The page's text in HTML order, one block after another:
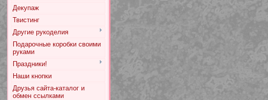
Декупаж
Твистинг
Другие рукоделия
Подарочные коробки своими
руками
Праздники!
Наши кнопки
Друзья сайта-каталог и
обмен ссылками